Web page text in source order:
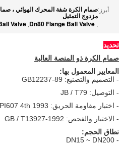
أبرز:
مزدوج التمثيل
,
Dn80 Flange Ball Valve
,
Valve
تحديد
صمام الكرة ذو المنصة العالية
المعايير المعمول بها:
- التصميم والتصنيع: GB12237-89
- التوصيل: JB / T79
- اختبار مقاومة الحريق: API607 4th 1993
- الاختبار والفحص: GB / T13927-1992
نطاق الحجم:
- DN15 ~ DN200